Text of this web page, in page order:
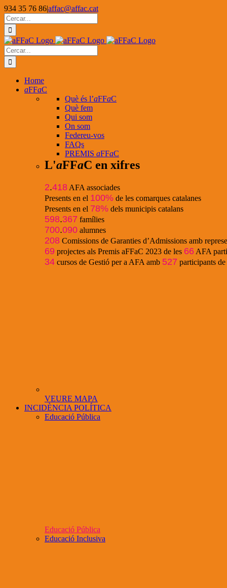
Skip
to
content
934 35 76 86|affac@affac.cat
Facebook
X
YouTube
Cerca
…
Cerca
…
Home
aFFaC
Què és l’aFFaC
Què fem
Qui som
On som
Federeu-vos
FAQs
PREMIS aFFaC
L'aFFaC en xifres
2.418 AFA associades
Presents en el 100% de les comarques catalanes
Presents en el 78% dels municipis catalans
598.367 famílies
700.090 alumnes
208 Comissions de Garanties d’Admissions amb
69 projectes als Premis aFFaC 2023 de les 66 AFA
34 cursos de Gestió per a AFA amb 527 participants de
VEURE MAPA
INCIDÈNCIA POLÍTICA
Educació Pública
Educació Pública
Educació Inclusiva